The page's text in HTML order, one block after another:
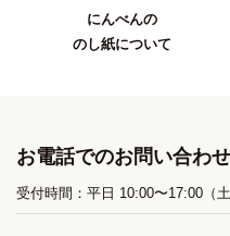
にんべんの
のし紙について
お電話でのお問い合わせ
受付時間：平日 10:00〜17:00（